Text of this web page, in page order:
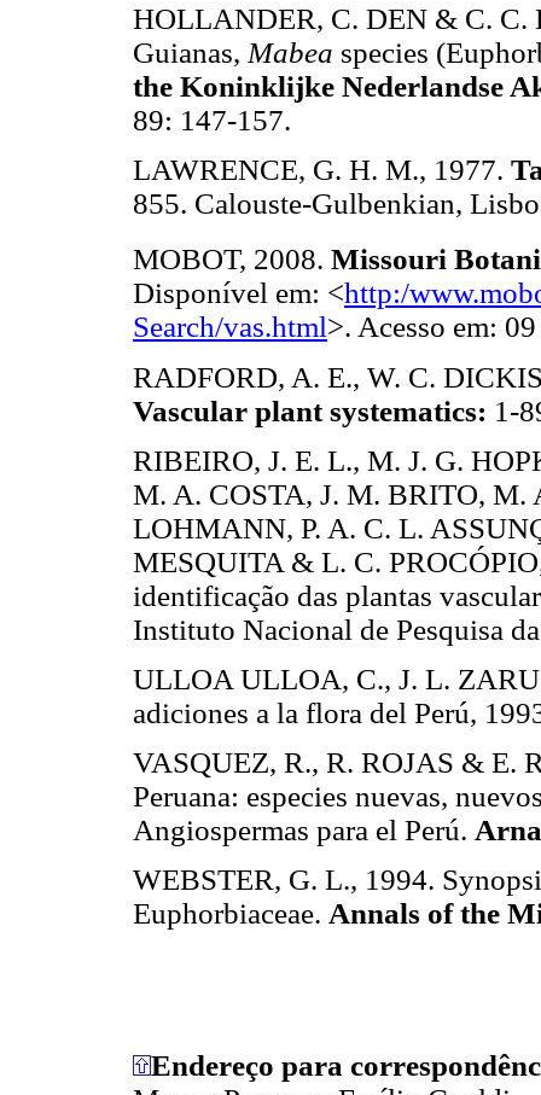
HOLLANDER, C. DEN & C. C.
Guianas, Mabea species
the Koninklijke Nederlandse
89: 147-157.
LAWRENCE, G. H. M., 1977.
855. Calouste-Gulbenkian,
MOBOT, 2008. Missouri
Disponível em: <http:/
Search/vas.html>. Acesso em:
RADFORD, A. E., W. C.
Vascular plant systematics: 1-
RIBEIRO, J. E. L., M. J. G.
M. A. COSTA, J. M. BRITO, M.
LOHMANN, P. A. C. L.
MESQUITA & L. C.
identificação das plantas
Instituto Nacional de Pesquisa
ULLOA ULLOA, C., J. L.
adiciones a la flora del Perú,
VASQUEZ, R., R. ROJAS & E.
Peruana: especies nuevas,
Angiospermas para el Perú.
WEBSTER, G. L., 1994.
Euphorbiaceae. Annals of the
Endereço para